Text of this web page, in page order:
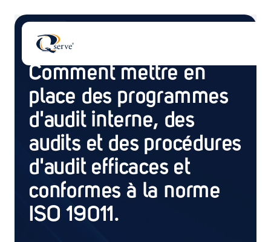
Il n'y a aucune suggestion car le champ de
Blog
Comment mettre en
place des programmes
d'audit interne, des
audits et des procédures
d'audit efficaces et
conformes à la norme
ISO 19011.